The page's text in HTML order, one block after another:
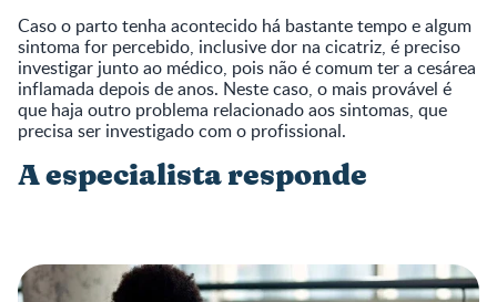
Caso o parto tenha acontecido há bastante tempo e algum
sintoma for percebido, inclusive dor na cicatriz, é preciso
investigar junto ao médico, pois não é comum ter a cesárea
inflamada depois de anos. Neste caso, o mais provável é
que haja outro problema relacionado aos sintomas, que
precisa ser investigado com o profissional.
A especialista responde